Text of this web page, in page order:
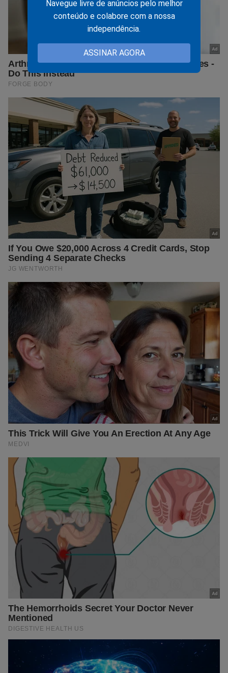
Navegue livre de anúncios pelo melhor
conteúdo e colabore com a nossa
independência.
ASSINAR AGORA